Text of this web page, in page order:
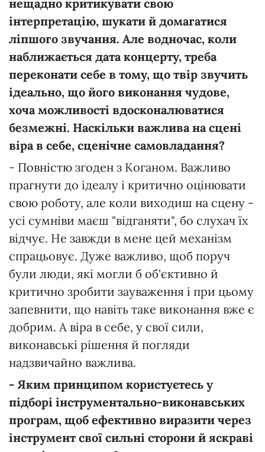
нещадно критикувати свою
інтерпретацію, шукати й домагатися
ліпшого звучання. Але водночас, коли
наближається дата концерту, треба
переконати себе в тому, що твір звучить
ідеально, що його виконання чудове,
хоча можливості вдосконалюватися
безмежні. Наскільки важлива на сцені
віра в себе, сценічне самовладання?
- Повністю згоден з Коганом. Важливо
прагнути до ідеалу і критично оцінювати
свою роботу, але коли виходиш на сцену -
усі сумніви маєш "відганяти", бо слухач їх
відчує. Не завжди в мене цей механізм
спрацьовує. Дуже важливо, щоб поруч
були люди, які могли б об'єктивно й
критично зробити зауваження і при цьому
запевнити, що навіть таке виконання вже є
добрим. А віра в себе, у свої сили,
виконавські рішення й погляди
надзвичайно важлива.
- Яким принципом користуєтесь у
підборі інструментально-виконавських
програм, щоб ефективно виразити через
інструмент свої сильні сторони й яскраві